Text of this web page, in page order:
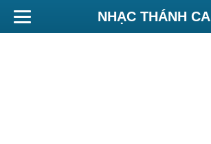
NHẠC THÁNH CA